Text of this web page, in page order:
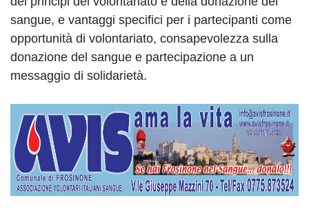
sangue, e vantaggi specifici per i partecipanti come
opportunità di volontariato, consapevolezza sulla
donazione del sangue e partecipazione a un
messaggio di solidarietà.